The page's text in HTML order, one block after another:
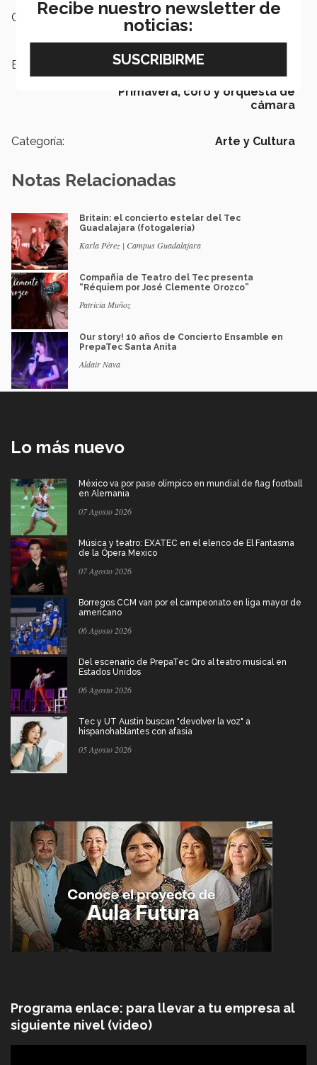
Campus: Guadalajara
Etiquetas: arte y cultura, Concierto,
y la bestia, Concierto de
Primavera, coro y orquesta de
cámara
Categoría: Arte y Cultura
Notas Relacionadas
Britain: el concierto estelar del Tec
Guadalajara (fotogalería)
Karla Pérez | Campus Guadalajara
Compañía de Teatro del Tec presenta
“Réquiem por José Clemente Orozco”
Patricia Muñoz
Our story! 10 años de Concierto Ensamble en
PrepaTec Santa Anita
Aldair Nava
Lo más nuevo
México va por pase olímpico en mundial de flag football
en Alemania
07 Agosto 2026
Música y teatro: EXATEC en el elenco de El Fantasma
de la Ópera Mexico
07 Agosto 2026
Borregos CCM van por el campeonato en liga mayor de
americano
06 Agosto 2026
Del escenario de PrepaTec Qro al teatro musical en
Estados Unidos
06 Agosto 2026
Tec y UT Austin buscan "devolver la voz" a
hispanohablantes con afasia
05 Agosto 2026
Programa enlace: para llevar a tu empresa al
siguiente nivel (video)
Recibe nuestro newsletter de
noticias: